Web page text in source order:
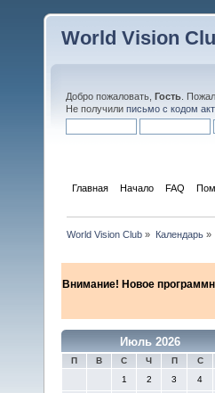
World Vision
Добро пожаловать, Гость .
Не получили письмо с кодом
Главная Начало FAQ
World Vision Club » Календарь»
Внимание! Новое
Июль 2026
П В С Ч П С
1
2 3 4